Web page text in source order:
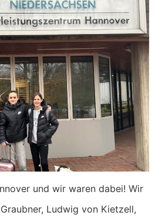
und wir waren dabei! Wir
Ludwig von Kietzell,